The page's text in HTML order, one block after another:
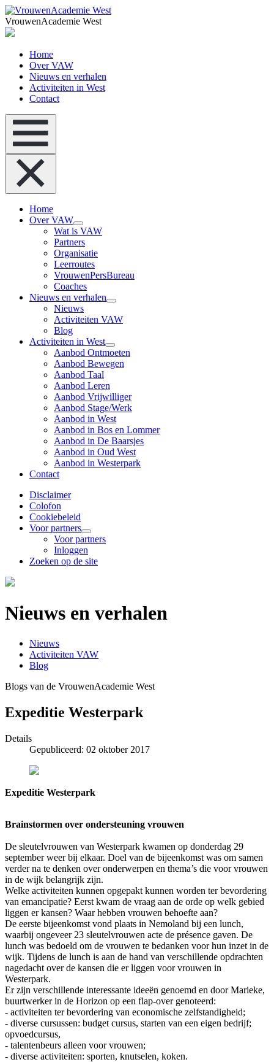
VrouwenAcademie West
Home
Over VAW
Nieuws en verhalen
Activiteiten in West
Contact
Home
Over VAW
Wat is VAW
Partners
Organisatie
Leerroutes
VrouwenPersBureau
Coaches
Nieuws en verhalen
Nieuws
Activiteiten VAW
Blog
Activiteiten in West
Aanbod Ontmoeten
Aanbod Bewegen
Aanbod Taal
Aanbod Leren
Aanbod Vrijwilliger
Aanbod Stage/Werk
Aanbod in West
Aanbod in Bos en Lommer
Aanbod in De Baarsjes
Aanbod in Oud West
Aanbod in Westerpark
Contact
Disclaimer
Colofon
Cookiebeleid
Voor partners
Voor partners
Inloggen
Zoeken op de site
Nieuws en verhalen
Nieuws
Activiteiten VAW
Blog
Blogs van de VrouwenAcademie West
Expeditie Westerpark
Details
Gepubliceerd: 02 oktober 2017
Expeditie Westerpark
Brainstormen over ondersteuning vrouwen
De sleutelvrouwen van Westerpark kwamen op donderdag 29
september weer bij elkaar. Doel van de bijeenkomst was om samen
verder na te denken over onderwerpen en thema’s die voor vrouwen
in de wijk belangrijk zijn.
Welke activiteiten kunnen opgepakt kunnen worden ter bevordering
van emancipatie? Eerst kwam de vraag aan de orde op welk gebied
liggen er kansen? Waar hebben vrouwen behoefte aan?
De eerste bijeenkomst vond plaats in Nemoland bij een lunch,
waarbij ongeveer 23 sleutelvrouwen acte de présence gaven. De
lunch was bedoeld om de vrouwen te bedanken voor hun inzet in de
wijk. Tijdens de lunch is aan de hand van verschillende opdrachten
nagedacht over de kansen die er liggen voor vrouwen in
Westerpark.
Er zijn verschillende interessante ideeën genoemd en door Marieke,
buurtwerker in de Horizon op een flap-over genoteerd:
- activiteiten ter bevordering van economische zelfstandigheid;
- diverse cursussen: budget cursus, starten van een eigen bedrijf;
opvoedcursus,
- talentenbeurs alleen voor vrouwen;
- diverse activiteiten: sporten, knutselen, koken.